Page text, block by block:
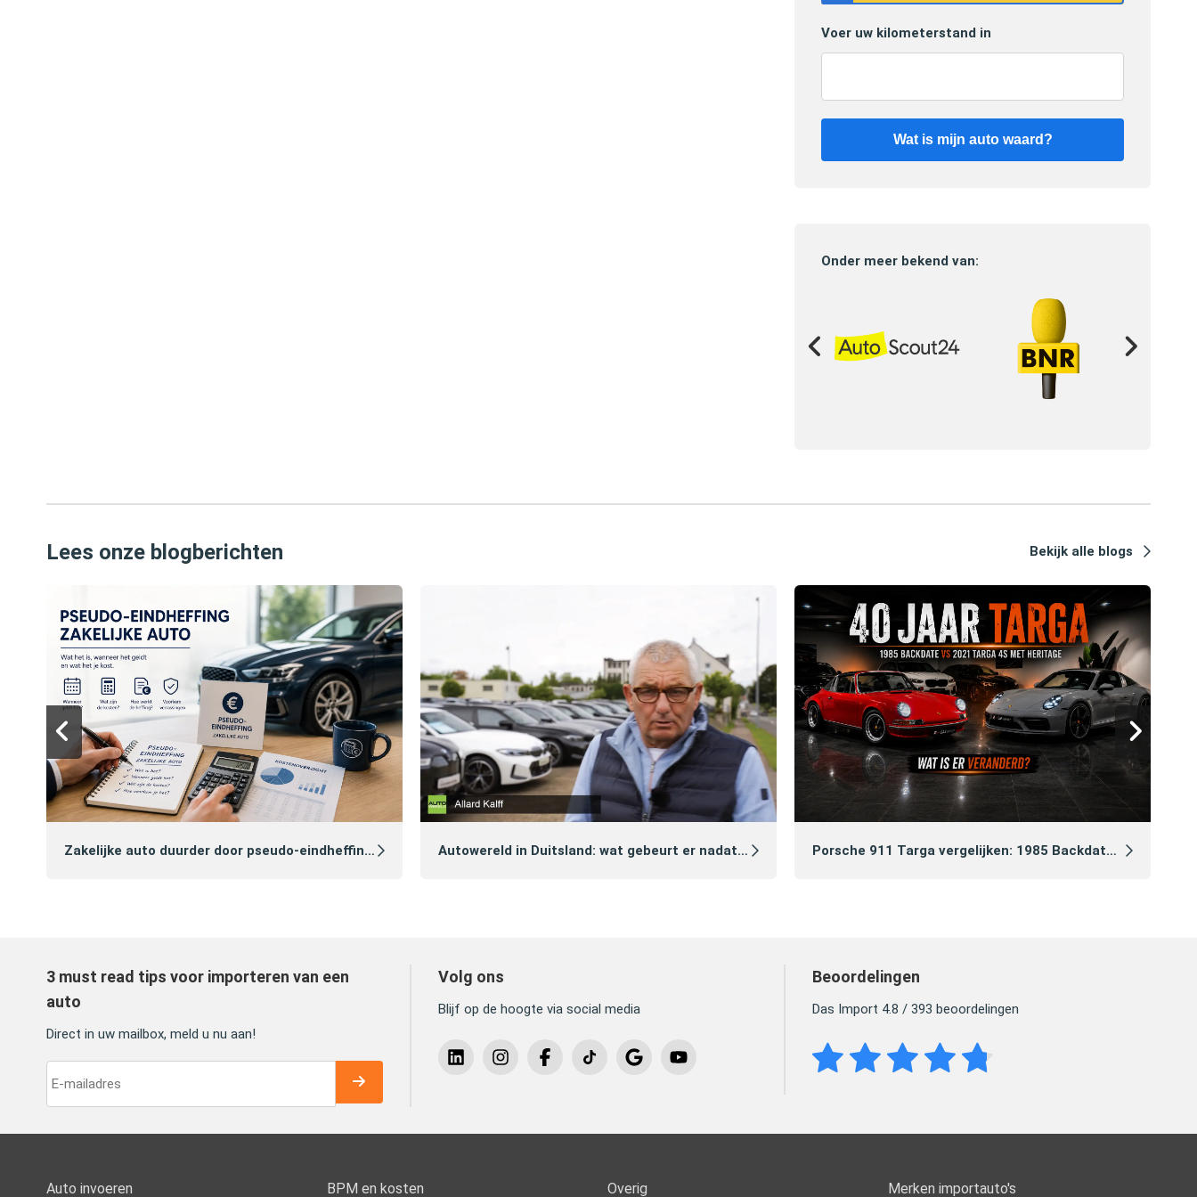
Voer uw kilometerstand in
Wat is mijn auto waard?
Onder meer bekend van:
Lees onze blogberichten Bekijk alle blogs
Zakelijke auto duurder door pseudo‑eindheffing 2027: zo voorkomt u dat Autowereld in Duitsland: wat gebeurt er nadat je een auto hebt gekocht? Porsche 911 Targa vergelijken: 1985 Backdate vs 2021 Heritage Edition
3 must read tips voor importeren van een
auto
Direct in uw mailbox, meld u nu aan!
Volg ons
Blijf op de hoogte via social media
Beoordelingen
Das Import 4.8 / 393 beoordelingen
Auto invoeren BPM en kosten Overig Merken importauto's